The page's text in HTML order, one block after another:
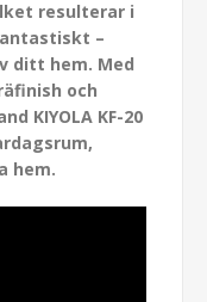
resulterar i
–
ditt hem. Med
och
KIYOLA KF-20
hem.